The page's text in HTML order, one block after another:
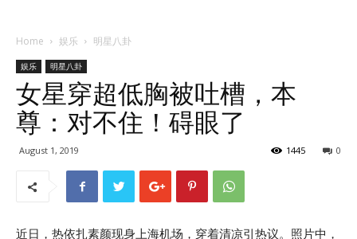
Home 娱乐 明星八卦
娱乐 明星八卦
女星穿超低胸被吐槽，本
尊：对不住！碍眼了
August 1, 2019 0
1445
近日，热依扎素颜现身上海机场，穿着清凉引热议。照片中，